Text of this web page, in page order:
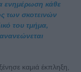
ενημέρωση κάθε
των σκοτεινών
του τμήμα,
καμιά έκπληξη,